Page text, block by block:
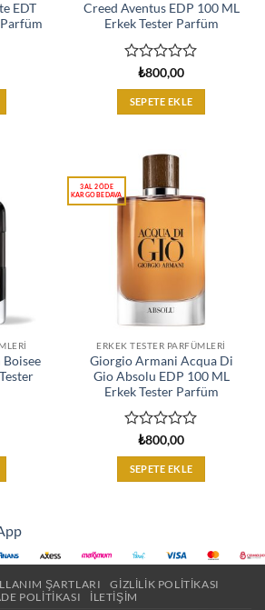
EDT
Creed Aventus EDP 100 ML
Erkek Tester Parfüm
üzerinden
0
oy
₺800,00
SEPETE EKLE
Boisee
ERKEK TESTER PARFÜMLERI
Giorgio Armani Acqua Di
Gio Absolu EDP 100 ML
Erkek Tester Parfüm
üzerinden
0
oy
₺800,00
SEPETE EKLE
ŞARTLARI
GIZLILIK POLITIKASI
POLITIKASI
İLETIŞIM